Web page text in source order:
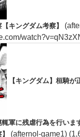
キングダム考察】
【キングダム】桓騎
軍に残虐行為を行いま
(afternol-game1)